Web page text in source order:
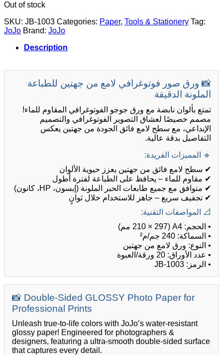
Out of stock
SKU: JB-1003 Categories: Paper, Tools & Stationery Tag:
JoJo Brand: JoJo
Description
📸 ورق صور فوتوغرافي لامع من جهتين للطباعة
الملونة الدقيقة
تمتع بألوان نابضة مع ورق جوجو الفوتوغرافي المقاوم للماء!
مصمم خصيصًا لعشاق التصوير الفوتوغرافي والتصميم
الإبداعي، مع سطح لامع فائق الجودة من جهتين يعكس
التفاصيل بدقة عالية.
🔹 المميزات الفريدة:
✔ سطح لامع فائق من جهتين يعزز حيوية الألوان
✔ مقاوم للماء – يحافظ على الطباعة لفترة أطول
✔ متوافق مع جميع طابعات الحبر الملونة (إبسون، HP، كانون)
✔ تجفيف سريع – جاهز للاستخدام خلال ثوانٍ
📐 المواصفات التقنية:
• الحجم: A4 (210 × 297 مم)
• السماكة: 240 جم/م²
• النوع: ورق لامع من جهتين
• عدد الأوراق: 20 ورقة/العبوة
• الرمز: JB-1003
📸 Double-Sided GLOSSY Photo Paper for
Professional Prints
Unleash true-to-life colors with JoJo’s water-resistant
glossy paper! Engineered for photographers &
designers, featuring a ultra-smooth double-sided surface
that captures every detail.